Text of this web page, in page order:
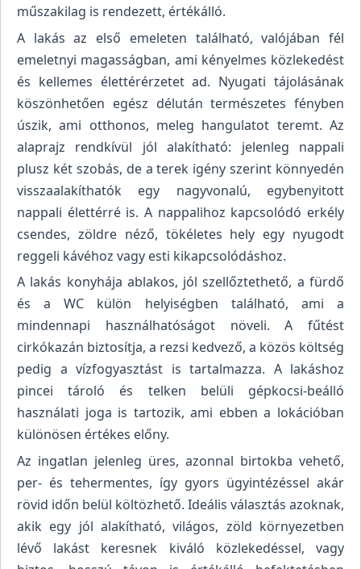
műszakilag is rendezett, értékálló.
A lakás az első emeleten található, valójában fél
emeletnyi magasságban, ami kényelmes közlekedést
és kellemes élettérérzetet ad. Nyugati tájolásának
köszönhetően egész délután természetes fényben
úszik, ami otthonos, meleg hangulatot teremt. Az
alaprajz rendkívül jól alakítható: jelenleg nappali
plusz két szobás, de a terek igény szerint könnyedén
visszaalakíthatók egy nagyvonalú, egybenyitott
nappali élettérré is. A nappalihoz kapcsolódó erkély
csendes, zöldre néző, tökéletes hely egy nyugodt
reggeli kávéhoz vagy esti kikapcsolódáshoz.
A lakás konyhája ablakos, jól szellőztethető, a fürdő
és a WC külön helyiségben található, ami a
mindennapi használhatóságot növeli. A fűtést
cirkókazán biztosítja, a rezsi kedvező, a közös költség
pedig a vízfogyasztást is tartalmazza. A lakáshoz
pincei tároló és telken belüli gépkocsi-beálló
használati joga is tartozik, ami ebben a lokációban
különösen értékes előny.
Az ingatlan jelenleg üres, azonnal birtokba vehető,
per- és tehermentes, így gyors ügyintézéssel akár
rövid időn belül költözhető. Ideális választás azoknak,
akik egy jól alakítható, világos, zöld környezetben
lévő lakást keresnek kiváló közlekedéssel, vagy